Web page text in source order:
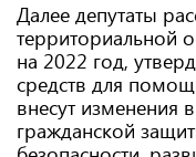
Далее депутаты
территориальной
на 2022 год,
средств для
внесут изменения
гражданской